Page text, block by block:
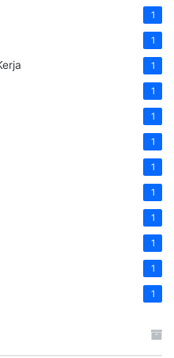
1
1
1
1
1
1
1
1
1
1
1
1